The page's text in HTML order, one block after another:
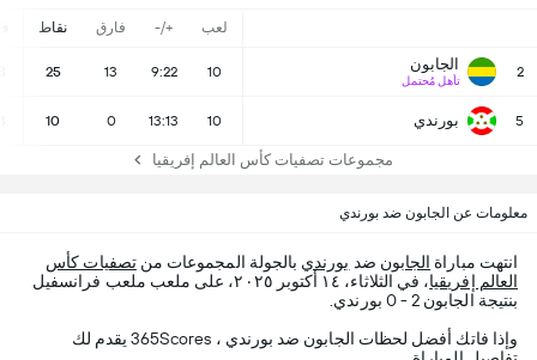
لعب +/- فارق نقاط
2 الجابون
تأهل مُحتمل
10
9:22
13
25
5 بورندي 10
13:13
0
10
مجموعات تصفيات كأس العالم إفريقيا
معلومات عن الجابون ضد بورندي
انتهت مباراة الجابون ضد بورندي بالجولة المجموعات منتصفيات كأس
العالم إفريقيا
، في الثلاثاء، ١٤ أكتوبر ٢٠٢٥، على ملعب ملعب فرانسفيل
بنتيجة الجابون 2 - 0 بورندي.
وإذا فاتك أفضل لحظات الجابون ضد بورندي ، 365Scores يقدم لك